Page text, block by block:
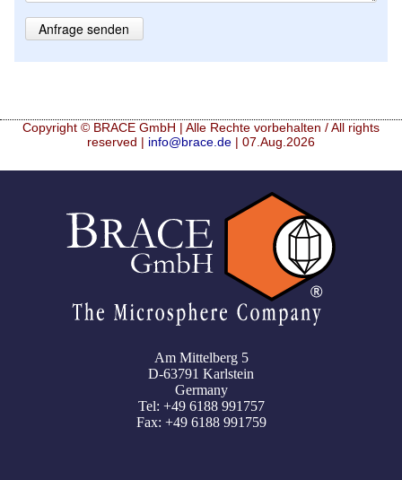
Anfrage senden
Copyright © BRACE GmbH | Alle Rechte vorbehalten / All rights
reserved | info@brace.de | 07.Aug.2026
Am Mittelberg 5
D-63791 Karlstein
Germany
Tel: +49 6188 991757
Fax: +49 6188 991759